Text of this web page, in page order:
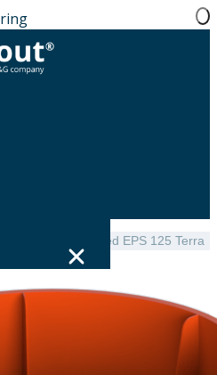
Terminal Isolated EPS 125 Terra